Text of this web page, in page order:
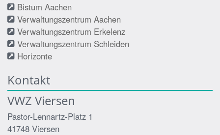
Bistum Aachen
Verwaltungszentrum Aachen
Verwaltungszentrum Erkelenz
Verwaltungszentrum Schleiden
Horizonte
Kontakt
VWZ Viersen
Pastor-Lennartz-Platz 1
41748 Viersen